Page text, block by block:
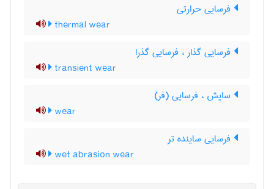
فرسایی حرارتی
thermal wear
فرسایی گذار ، فرسایی گذرا
transient wear
سایش ، فرسایی (فر)
wear
فرسایی ساینده تر
wet abrasion wear